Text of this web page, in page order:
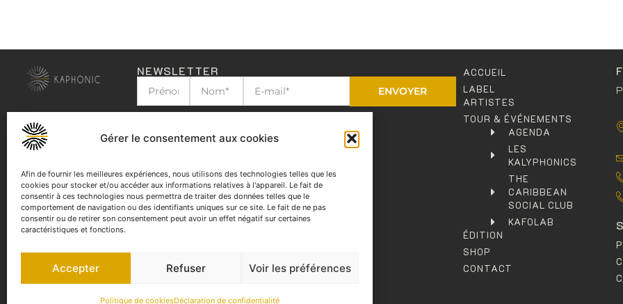
Gérer le consentement aux cookies
Afin de fournir les meilleures expériences, nous utilisons des technologies telles que les
cookies pour stocker et/ou accéder aux informations relatives à l'appareil. Le fait de
consentir à ces technologies nous permettra de traiter des données telles que le
comportement de navigation ou des identifiants uniques sur ce site. Le fait de ne pas
consentir ou de retirer son consentement peut avoir un effet négatif sur certaines
caractéristiques et fonctions.
Accepter Refuser Voir les préférences
Politique de cookiesDéclaration de confidentialité
NEWSLETTER
ENVOYER
ACCUEIL
LABEL
ARTISTES
TOUR & ÉVÉNEMENTS
AGENDA
LES
KALYPHONICS
THE
CARIBBEAN
SOCIAL CLUB
KAFOLAB
ÉDITION
SHOP
CONTACT